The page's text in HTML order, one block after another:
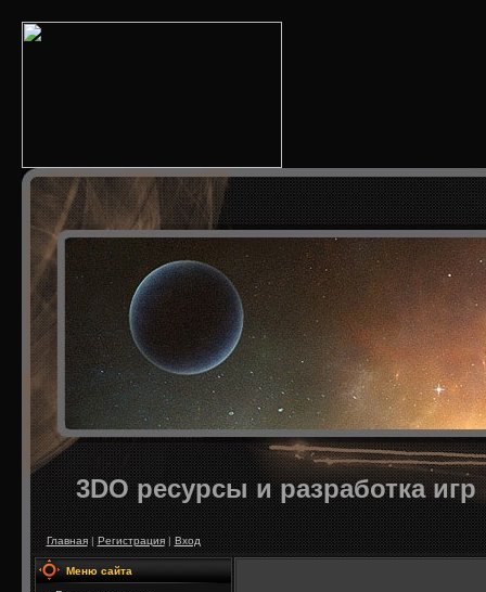
3DO ресурсы и разработка игр
Главная|Регистрация|Вход
Меню сайта